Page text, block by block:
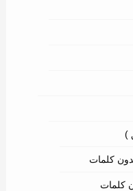
)
كلمات
كلمات